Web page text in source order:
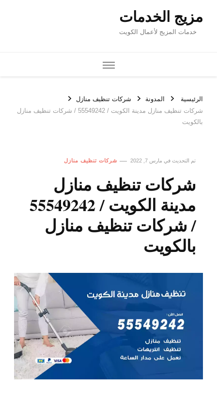
مزيج الخدمات
خدمات المزيج لأعمال الكويت
الرئيسية المدونة
شركات تنظيف منازل
شركات تنظيف منازل مدينة الكويت / 55549242 / شركات تنظيف منازل
بالكويت
تم التحديث في مارس 7, 2022 شركات تنظيف منازل
شركات تنظيف منازل
مدينة الكويت / 55549242
/ شركات تنظيف منازل
بالكويت